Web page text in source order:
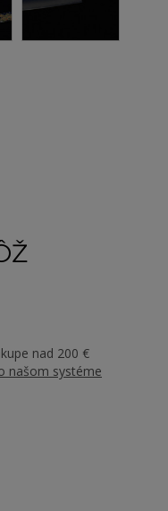
nad 200 €
našom systéme